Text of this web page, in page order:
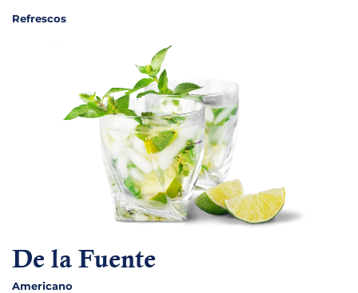
Refrescos
De la Fuente
Americano